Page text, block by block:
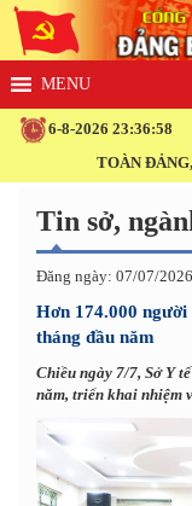
6-8-2026 23:36:59
TOÀN ĐẢNG,
Tin sở,
Đăng ngày: 07/07/
Hơn 174.000
tháng đầu năm
Chiều ngày 7/7, Sở Y
năm, triển khai nhiệm